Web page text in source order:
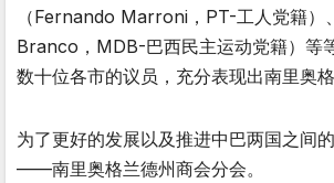
（Fernando Marroni，PT-工人党籍）
Branco，MDB-巴西民主运动党籍）等
数十位各市的议员，充分表现出南里奥
为了更好的发展以及推进中巴两国之间
——南里奥格兰德州商会分会。